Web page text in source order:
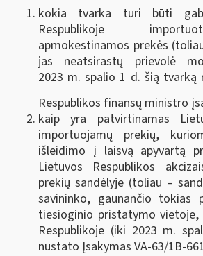
kokia tvarka turi būti
Respublikoje
apmokestinamos prekės
jas neatsirastų prievolė
2023 m. spalio 1 d. šią tvarką
Respublikos finansų ministro
kaip yra patvirtinamas
importuojamų prekių,
išleidimo į laisvą apyvartą
Lietuvos Respublikos
prekių sandėlyje (toliau –
savininko, gaunančio tokias
tiesioginio pristatymo vietoje,
Respublikoje (iki 2023 m.
nustato Įsakymas VA-63/1B-